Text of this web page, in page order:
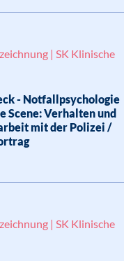
| SK Klinische
- Notfallpsychologie
Scene: Verhalten und
mit der Polizei /
| SK Klinische